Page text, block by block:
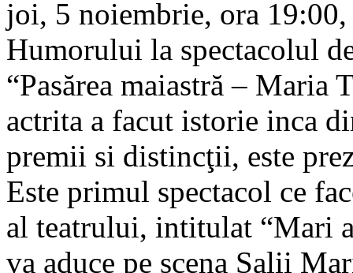
joi, 5 noiembrie, ora
Humorului la spectacolul
“Pasărea maiastră – Maria
actrita a facut istorie inca
premii si distincţii, este
Este primul spectacol ce
al teatrului, intitulat “Mari
va aduce pe scena Salii